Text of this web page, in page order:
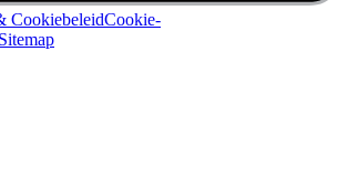
CookiebeleidCookie-
Sitemap